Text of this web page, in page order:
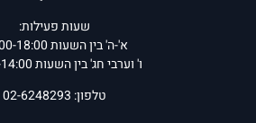
בכפר קאסם באוקטובר
1956 וגם את התעצמות
המחאה נגדו במחצית
הראשונה של שנות
שעות פעילות:
א'-ה' בין השעות 10:00-18:00
ו' וערבי חג' בין השעות 10:00-14:00
טלפון: 02-6248293